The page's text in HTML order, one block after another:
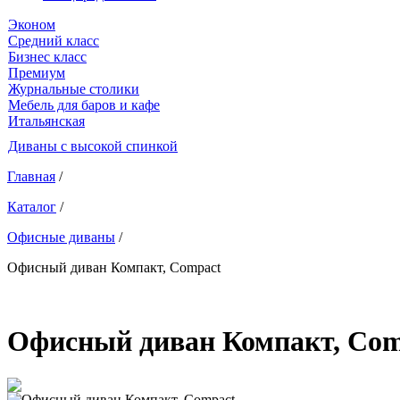
Эконом
Средний класс
Бизнес класс
Премиум
Журнальные столики
Мебель для баров и кафе
Итальянская
Диваны с высокой спинкой
Главная /
Каталог /
Офисные диваны /
Офисный диван Компакт, Compact
Офисный диван Компакт,